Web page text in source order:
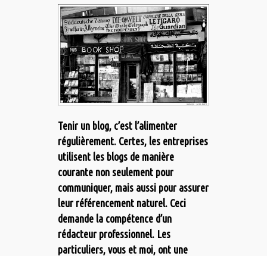
Tenir un blog, c’est l’alimenter
régulièrement. Certes, les entreprises
utilisent les blogs de manière
courante non seulement pour
communiquer, mais aussi pour assurer
leur référencement naturel. Ceci
demande la compétence d’un
rédacteur professionnel. Les
particuliers, vous et moi, ont une